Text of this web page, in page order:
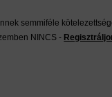
semmiféle
NINCS -